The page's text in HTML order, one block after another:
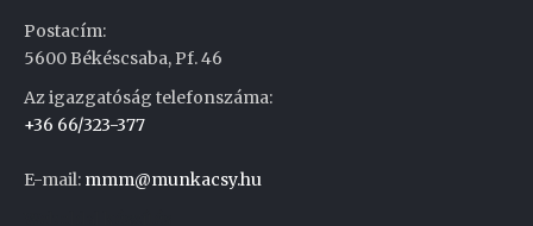
Postacím:
5600 Békéscsaba, Pf. 46
Az igazgatóság telefonszáma:
+36 66/323-377
E-mail: mmm@munkacsy.hu